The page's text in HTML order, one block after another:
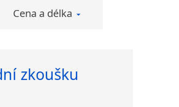
Cena a délka
zkoušku